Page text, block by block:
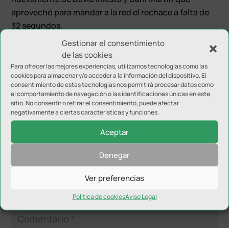
Gestionar el consentimiento
de las cookies
Para ofrecer las mejores experiencias, utilizamos tecnologías como las
cookies para almacenar y/o acceder a la información del dispositivo. El
consentimiento de estas tecnologías nos permitirá procesar datos como
el comportamiento de navegación o las identificaciones únicas en este
sitio. No consentir o retirar el consentimiento, puede afectar
negativamente a ciertas características y funciones.
Aceptar
Denegar
Ver preferencias
Política de cookiesAviso Legal
aprovechó para mandar a la red el rechace a falta de
32 segundos.
Con empate a dos, y todo por decidir, se jugará el
partido de vuelta en tierras murcianas. Solo que
ahora, el Oleoinnova Mengíbar ya sabe que es capaz
de cualquier cosa.
Enviar comentario
Tu dirección de correo electrónico no será publicada.
campos obligatorios están marcados con*